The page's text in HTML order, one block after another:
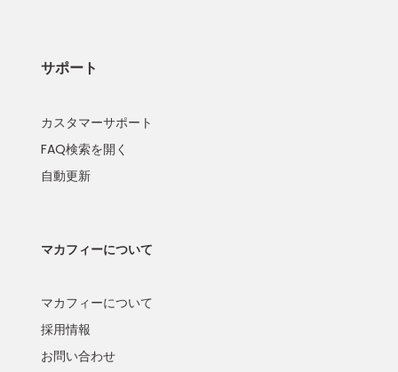
サポート
カスタマーサポート
FAQ検索を開く
自動更新
マカフィーについて
マカフィーについて
採用情報
お問い合わせ